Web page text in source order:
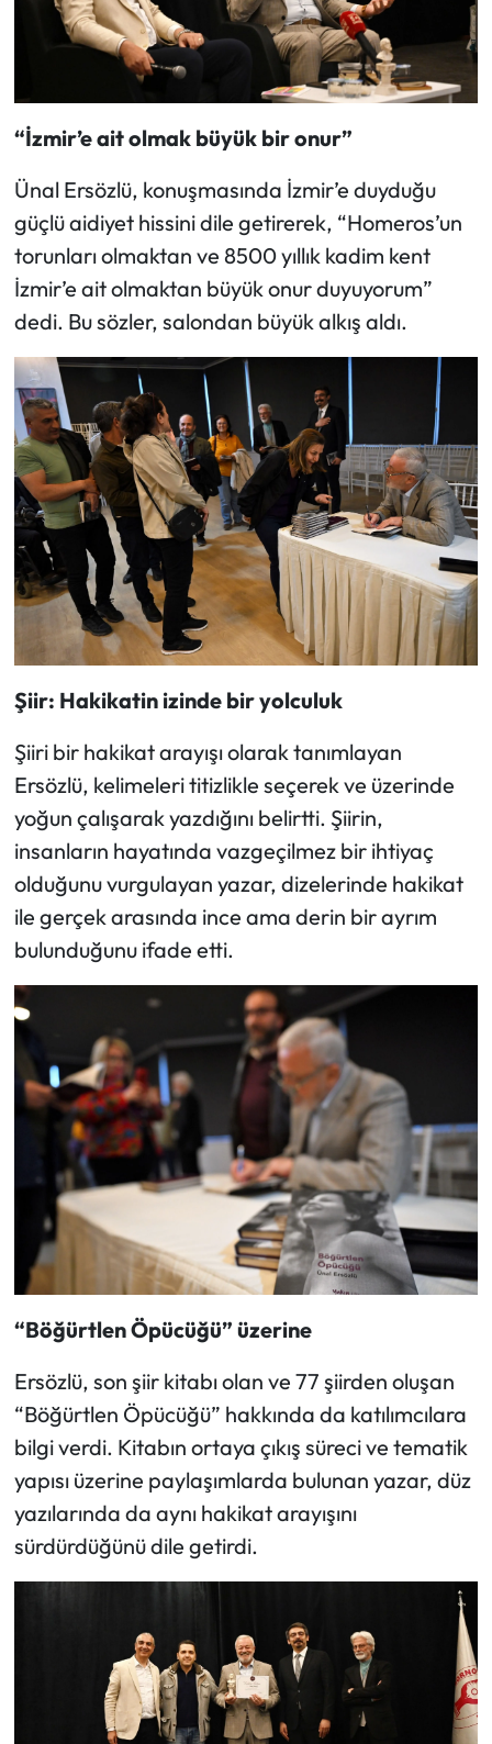
“İzmir’e ait olmak büyük bir onur”
Ünal Ersözlü, konuşmasında İzmir’e duyduğu
güçlü aidiyet hissini dile getirerek, “Homeros’un
torunları olmaktan ve 8500 yıllık kadim kent
İzmir’e ait olmaktan büyük onur duyuyorum”
dedi. Bu sözler, salondan büyük alkış aldı.
Şiir: Hakikatin izinde bir yolculuk
Şiiri bir hakikat arayışı olarak tanımlayan
Ersözlü, kelimeleri titizlikle seçerek ve üzerinde
yoğun çalışarak yazdığını belirtti. Şiirin,
insanların hayatında vazgeçilmez bir ihtiyaç
olduğunu vurgulayan yazar, dizelerinde hakikat
ile gerçek arasında ince ama derin bir ayrım
bulunduğunu ifade etti.
“Böğürtlen Öpücüğü” üzerine
Ersözlü, son şiir kitabı olan ve 77 şiirden oluşan
“Böğürtlen Öpücüğü” hakkında da katılımcılara
bilgi verdi. Kitabın ortaya çıkış süreci ve tematik
yapısı üzerine paylaşımlarda bulunan yazar, düz
yazılarında da aynı hakikat arayışını
sürdürdüğünü dile getirdi.